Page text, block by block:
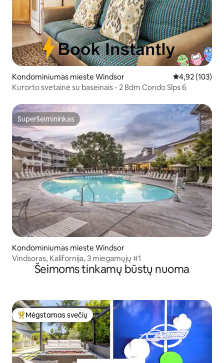
Kondominiumas mieste Windsor Vidutinis
4,92 (103)
Kurorto svetainė su baseinais - 2 Bdm Condo Slps 6
Superšeimininkas
Superšeimininkas
Kondominiumas mieste Windsor
Vindsoras, Kalifornija, 3 miegamųjų #1
Šeimoms tinkamų būstų nuoma
Svečių mėgstamiausias
Mėgstamas svečių